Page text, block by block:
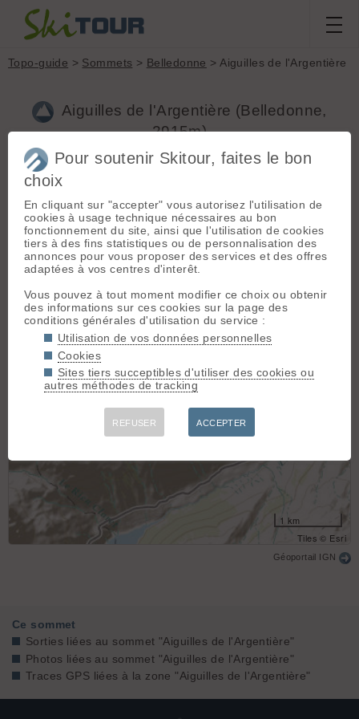
Topo-guide > Sommets > Belledonne > Aiguilles de l'Argentière
Aiguilles de l'Argentière (Belledonne,
2915m)
Topos associés - Aiguilles de l'Argentière
Aiguilles de l'Argentière, Traversée(D+ 1500m / Ski
3.3)
GPX
+
−
1 km
Tiles © Esri
Géoportail IGN
Ce sommet
Sorties liées au sommet "Aiguilles de l'Argentière"
Photos liées au sommet "Aiguilles de l'Argentière"
Traces GPS liées à la zone "Aiguilles de l'Argentière"
Pour soutenir Skitour, faites le bon
choix
En cliquant sur "accepter" vous autorisez l'utilisation de
cookies à usage technique nécessaires au bon
fonctionnement du site, ainsi que l'utilisation de cookies
tiers à des fins statistiques ou de personnalisation des
annonces pour vous proposer des services et des offres
adaptées à vos centres d'interêt.
Vous pouvez à tout moment modifier ce choix ou obtenir
des informations sur ces cookies sur la page des
conditions générales d'utilisation du service :
Utilisation de vos données personnelles
Cookies
Sites tiers succeptibles d'utiliser des cookies ou
autres méthodes de tracking
REFUSER ACCEPTER